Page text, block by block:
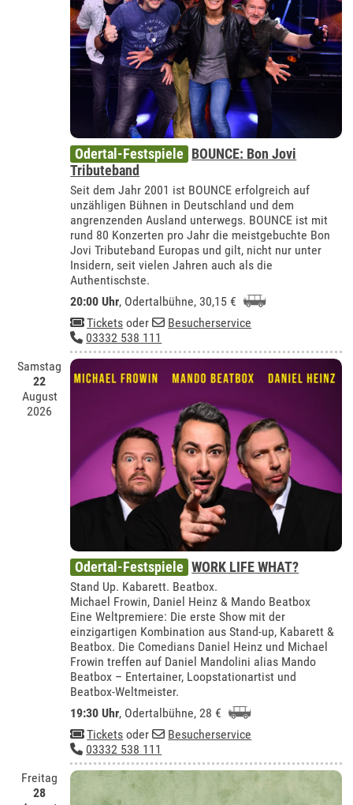
Odertal-Festspiele BOUNCE: Bon Jovi
Tributeband
Seit dem Jahr 2001 ist BOUNCE erfolgreich auf
unzähligen Bühnen in Deutschland und dem
angrenzenden Ausland unterwegs. BOUNCE ist mit
rund 80 Konzerten pro Jahr die meistgebuchte Bon
Jovi Tributeband Europas und gilt, nicht nur unter
Insidern, seit vielen Jahren auch als die
Authentischste.
20:00 Uhr, Odertalbühne, 30,15 €
Tickets oder
Besucherservice
03332 538 111
Samstag
22
August
2026
Odertal-Festspiele WORK LIFE WHAT?
Stand Up. Kabarett. Beatbox.
Michael Frowin, Daniel Heinz & Mando Beatbox
Eine Weltpremiere: Die erste Show mit der
einzigartigen Kombination aus Stand-up, Kabarett &
Beatbox. Die Comedians Daniel Heinz und Michael
Frowin treffen auf Daniel Mandolini alias Mando
Beatbox – Entertainer, Loopstationartist und
Beatbox-Weltmeister.
19:30 Uhr, Odertalbühne, 28 €
Tickets oder
Besucherservice
03332 538 111
Freitag
28